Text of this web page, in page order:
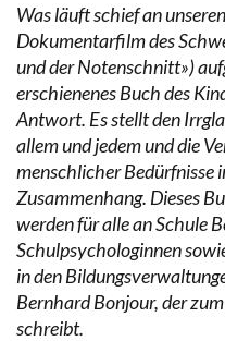
Was läuft schief an
Dokumentarfilm des
und der Notenschnitt»)
erschienenes Buch des
Antwort. Es stellt den
allem und jedem und die
menschlicher Bedürfnisse
Zusammenhang. Dieses
werden für alle an Schule
Schulpsychologinnen
in den
Bernhard Bonjour, der
schreibt.